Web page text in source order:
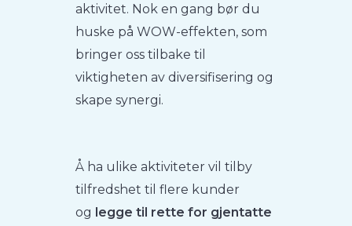
aktivitet. Nok en gang bør du
huske på WOW-effekten, som
bringer oss tilbake til
viktigheten av diversifisering og
skape synergi.
Å ha ulike aktiviteter vil tilby
tilfredshet til flere kunder
og legge til rette for gjentatte